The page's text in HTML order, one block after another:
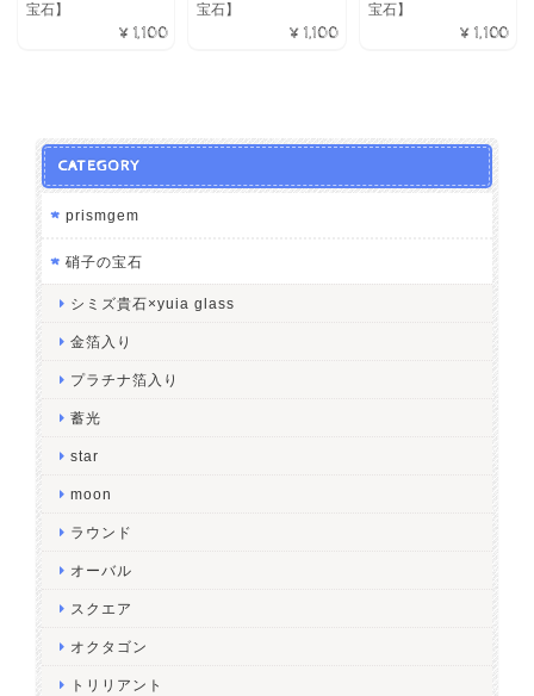
宝石】
¥1,100
宝石】
¥1,100
宝石】
¥1,100
CATEGORY
prismgem
硝子の宝石
シミズ貴石×yuia glass
金箔入り
プラチナ箔入り
蓄光
star
moon
ラウンド
オーバル
スクエア
オクタゴン
トリリアント